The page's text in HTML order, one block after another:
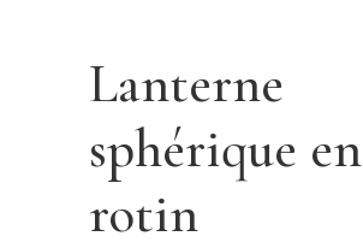
Lanterne
sphérique en
rotin